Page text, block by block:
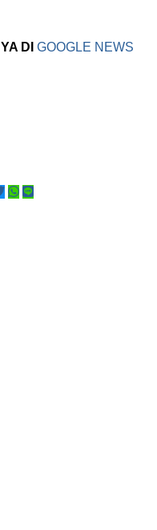
DI GOOGLE NEWS